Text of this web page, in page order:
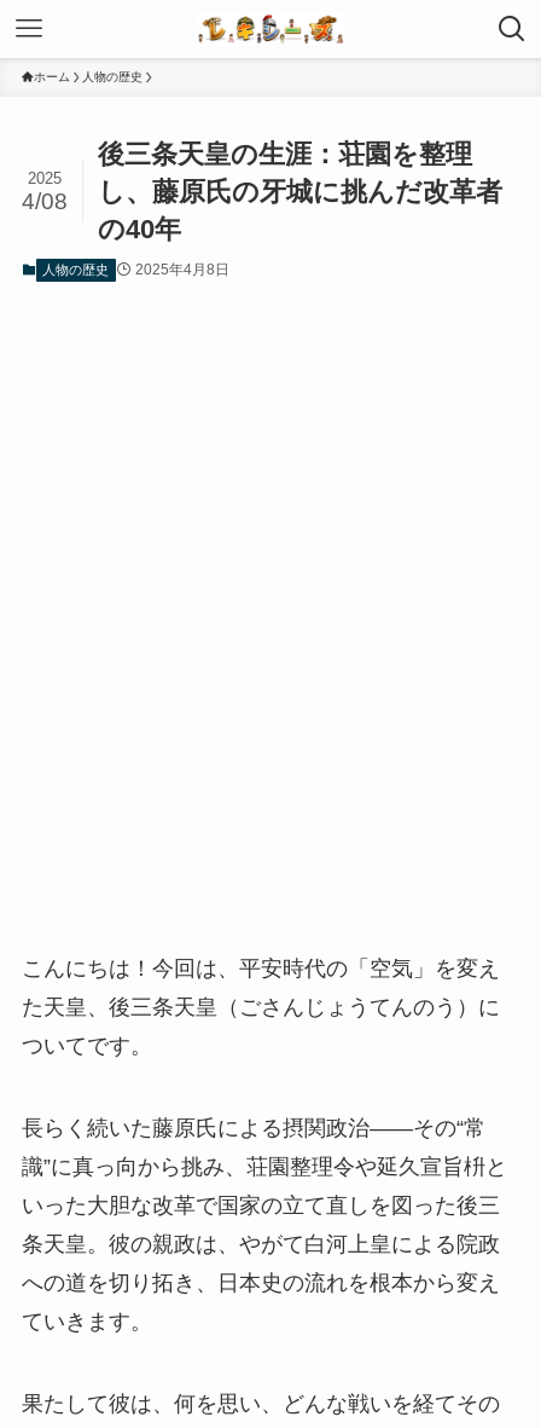
ホーム 人物の歴史
後三条天皇の生涯：荘園を整理
し、藤原氏の牙城に挑んだ改革者
の40年
2025
4/08
人物の歴史 2025年4月8日
こんにちは！今回は、平安時代の「空気」を変え
た天皇、後三条天皇（ごさんじょうてんのう）に
ついてです。
長らく続いた藤原氏による摂関政治——その“常
識”に真っ向から挑み、荘園整理令や延久宣旨枡と
いった大胆な改革で国家の立て直しを図った後三
条天皇。彼の親政は、やがて白河上皇による院政
への道を切り拓き、日本史の流れを根本から変え
ていきます。
果たして彼は、何を思い、どんな戦いを経てその